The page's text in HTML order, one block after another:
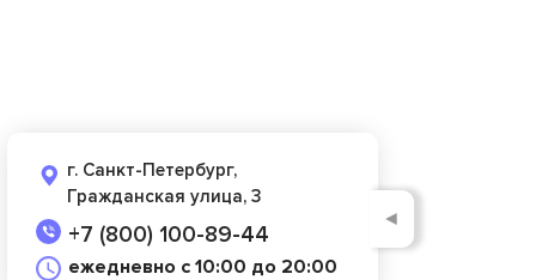
г. Санкт-Петербург,
Гражданская улица, 3
+7 (800) 100-89-44
ежедневно с 10:00 до 20:00
◄